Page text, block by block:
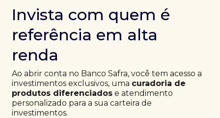
Invista com quem é
referência em alta
renda
Ao abrir conta no Banco Safra, você tem acesso a
investimentos exclusivos, uma curadoria de
produtos diferenciados e atendimento
personalizado para a sua carteira de
investimentos.